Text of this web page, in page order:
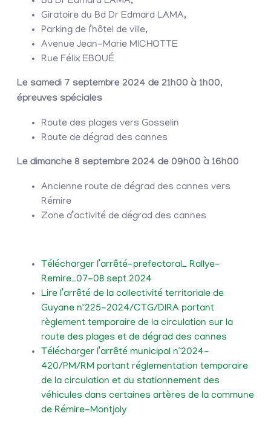
Giratoire du Bd Dr Edmard LAMA,
Parking de l’hôtel de ville,
Avenue Jean-Marie MICHOTTE
Rue Félix EBOUÉ
Le samedi 7 septembre 2024 de 21h00 à 1h00,
épreuves spéciales
Route des plages vers Gosselin
Route de dégrad des cannes
Le dimanche 8 septembre 2024 de 09h00 à 16h00
Ancienne route de dégrad des cannes vers
Rémire
Zone d’activité de dégrad des cannes
Télécharger l’arrêté-prefectoral_ Rallye-
Remire_07-08 sept 2024
Lire l’arrêté de la collectivité territoriale de
Guyane n°225-2024/CTG/DIRA portant
règlement temporaire de la circulation sur la
route des plages et de dégrad des cannes
Télécharger l’arrêté municipal n°2024-
420/PM/RM portant réglementation temporaire
de la circulation et du stationnement des
véhicules dans certaines artères de la commune
de Rémire-Montjoly